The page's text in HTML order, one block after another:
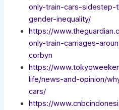
only-train-cars-
gender-inequality/
https://
only-train-carriages-
corbyn
https://
life/news-and-opinion/
cars/
https://